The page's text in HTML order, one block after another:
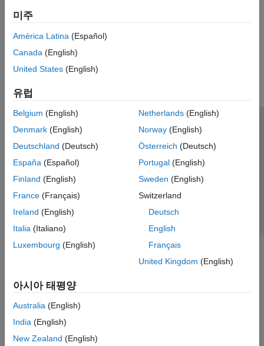
미주
América Latina (Español)
Canada (English)
United States (English)
유럽
Belgium (English)
Denmark (English)
Deutschland (Deutsch)
España (Español)
Finland (English)
France (Français)
Ireland (English)
Italia (Italiano)
Luxembourg (English)
Netherlands(English)
Norway(English)
Österreich (Deutsch)
Portugal(English)
Sweden (English)
Switzerland
Deutsch
English
Français
United Kingdom (English)
아시아 태평양
Australia (English)
India (English)
New Zealand (English)
신뢰 센터 등록 상표 개인정보 취급방침
불법 복제 방지
애플리케이션 상태
© 1994-2026 The MathWorks, Inc.